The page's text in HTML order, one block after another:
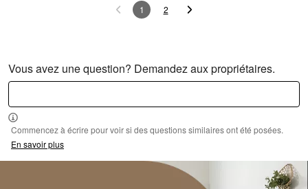
1 2
Vous avez une question? Demandez aux propriétaires.
Commencez à écrire pour voir si des questions similaires ont été posées.
En savoir plus